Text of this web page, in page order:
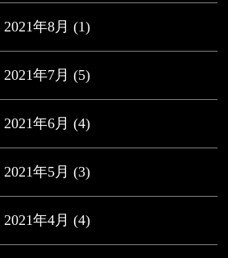
2021年8月 (1)
2021年7月 (5)
2021年6月 (4)
2021年5月 (3)
2021年4月 (4)